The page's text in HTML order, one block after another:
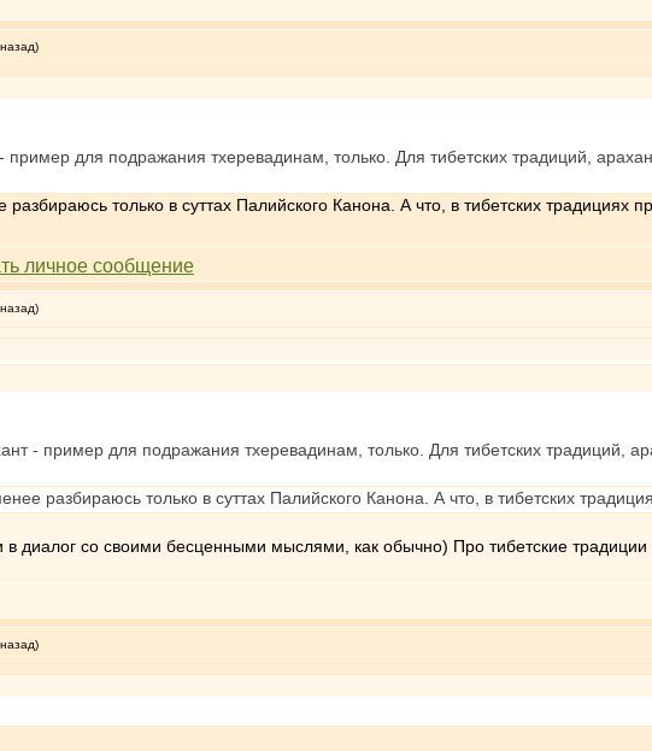
пример для подражания тхеревадинам, только. Для тибетских традиций,
только в суттах Палийского Канона. А что, в тибетских
- пример для подражания тхеревадинам, только. Для тибетских традиций,
разбираюсь только в суттах Палийского Канона. А что, в тибетских
диалог со своими бесценными мыслями, как обычно) Про тибетские